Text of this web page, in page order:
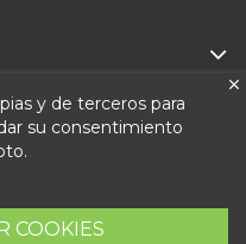
y de terceros para
su consentimiento
COOKIES